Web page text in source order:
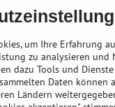
Samstag
9:00 -
Sonntag
Kontaktieren Sie uns
um Ihre Erfahrung
zu analysieren und
dazu Tools und
Daten können
Ländern